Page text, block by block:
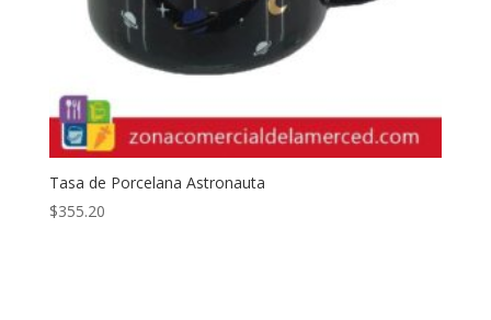
Tasa de Porcelana Astronauta
$355.20